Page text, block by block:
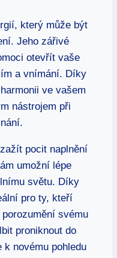
který může být
Jeho zářivé
otevřít vaše
a vnímání. Díky
ve vašem
nástrojem při
pocit naplnění
umožní lépe
světu. Díky
pro ty, kteří
svému
proniknout do
novému pohledu